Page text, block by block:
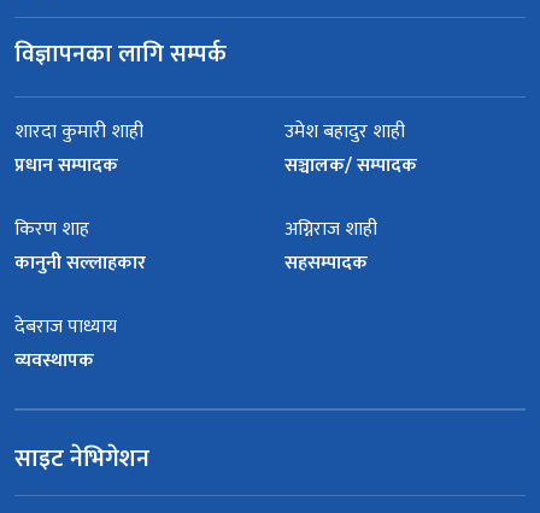
विज्ञापनका लागि सम्पर्क
शारदा कुमारी शाही
प्रधान सम्पादक
उमेश बहादुर शाही
सञ्चालक/ सम्पादक
किरण शाह
कानुनी सल्लाहकार
अग्निराज शाही
सहसम्पादक
देबराज पाध्याय
व्यवस्थापक
साइट नेभिगेशन